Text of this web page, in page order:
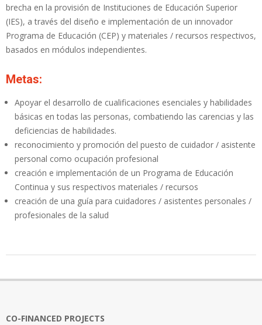
brecha en la provisión de Instituciones de Educación Superior
(IES), a través del diseño e implementación de un innovador
Programa de Educación (CEP) y materiales / recursos respectivos,
basados en módulos independientes.
Metas:
Apoyar el desarrollo de cualificaciones esenciales y habilidades
básicas en todas las personas, combatiendo las carencias y las
deficiencias de habilidades.
reconocimiento y promoción del puesto de cuidador / asistente
personal como ocupación profesional
creación e implementación de un Programa de Educación
Continua y sus respectivos materiales / recursos
creación de una guía para cuidadores / asistentes personales /
profesionales de la salud
CO-FINANCED PROJECTS